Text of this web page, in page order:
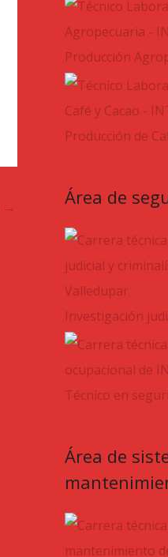
→
Producción
Producción de
Área de
Investigación
Técnico en
Área de